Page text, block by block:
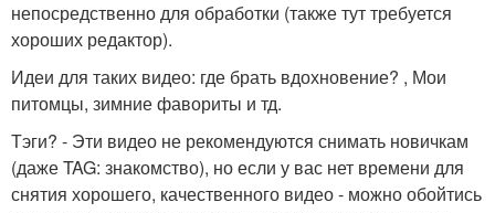
непосредственно для обработки (также тут требуется
хороших редактор).
Идеи для таких видео: где брать вдохновение? , Мои
питомцы, зимние фавориты и тд.
Тэги? - Эти видео не рекомендуются снимать новичкам
(даже TAG: знакомство), но если у вас нет времени для
снятия хорошего, качественного видео - можно обойтись